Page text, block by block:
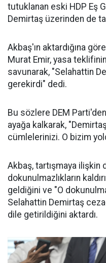
tutuklanan eski HDP Eş
Demirtaş üzerinden de
Akbaş'ın aktardığına
Murat Emir, yasa
savunarak, "Selahattin
gerekirdi" dedi.
Bu sözlere DEM
ayağa kalkarak,
cümlelerinizi. O bizim
Akbaş, tartışmaya
dokunulmazlıkların
geldiğini ve "O
Selahattin Demirtaş
dile getirildiğini aktardı.